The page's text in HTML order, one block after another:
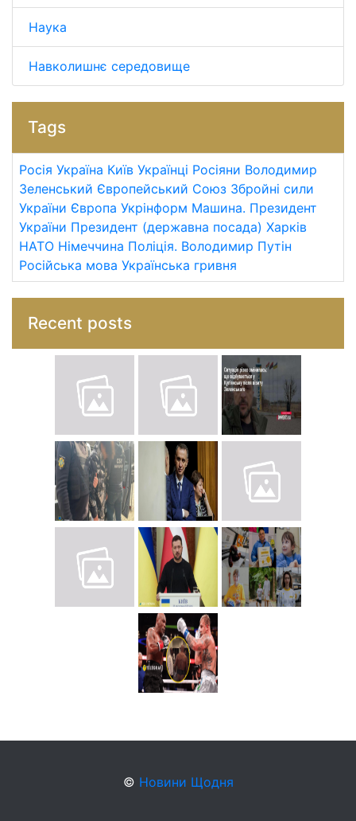
Наука
Навколишнє середовище
Tags
Росія Україна Київ Українці Росіяни Володимир
Зеленський Європейський Союз Збройні сили
України Європа Укрінформ Машина. Президент
України Президент (державна посада) Харків
НАТО Німеччина Поліція. Володимир Путін
Російська мова Українська гривня
Recent posts
© Новини Щодня